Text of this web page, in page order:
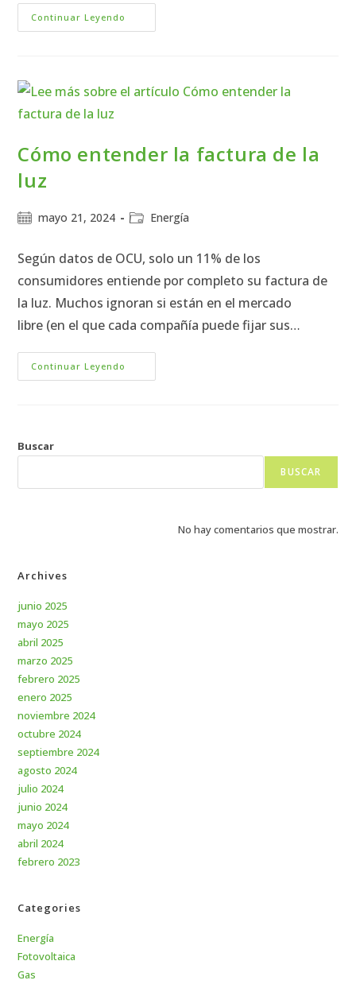
Continuar Leyendo
Cómo entender la factura de la
luz
mayo 21, 2024 Energía
Según datos de OCU, solo un 11% de los
consumidores entiende por completo su factura de
la luz. Muchos ignoran si están en el mercado
libre (en el que cada compañía puede fijar sus…
Continuar Leyendo
Buscar
BUSCAR
No hay comentarios que mostrar.
Archives
junio 2025
mayo 2025
abril 2025
marzo 2025
febrero 2025
enero 2025
noviembre 2024
octubre 2024
septiembre 2024
agosto 2024
julio 2024
junio 2024
mayo 2024
abril 2024
febrero 2023
Categories
Energía
Fotovoltaica
Gas